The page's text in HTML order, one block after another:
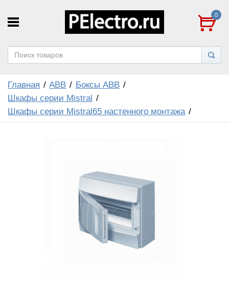
0
Главная ABB
Боксы ABB
Шкафы серии Mistral
Шкафы серии Mistral65 настенного монтажа